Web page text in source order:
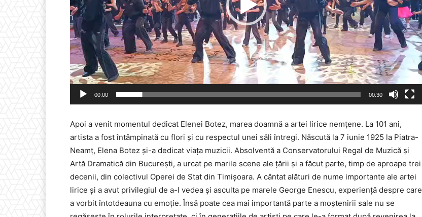
00:00 00:30
Apoi a venit momentul dedicat Elenei Botez, marea doamnă a artei lirice nemțene. La 101 ani,
artista a fost întâmpinată cu flori și cu respectul unei săli întregi. Născută la 7 iunie 1925 la Piatra-
Neamț, Elena Botez și-a dedicat viața muzicii. Absolventă a Conservatorului Regal de Muzică și
Artă Dramatică din București, a urcat pe marile scene ale țării și a făcut parte, timp de aproape trei
decenii, din colectivul Operei de Stat din Timișoara. A cântat alături de nume importante ale artei
lirice și a avut privilegiul de a-l vedea și asculta pe marele George Enescu, experiență despre care
a vorbit întotdeauna cu emoție. Însă poate cea mai importantă parte a moștenirii sale nu se